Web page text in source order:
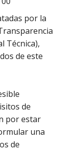
por la
Técnica),
de este
de
por estar
una
de